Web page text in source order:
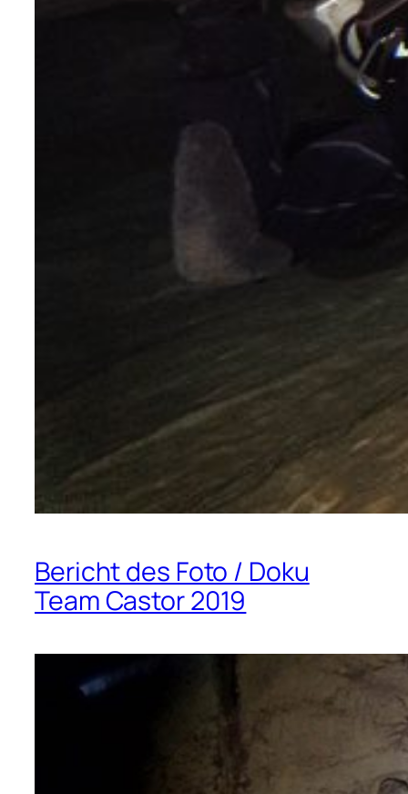
Bericht des Foto / Doku
Team Castor 2019